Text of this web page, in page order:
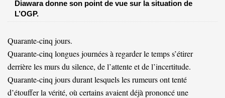
Diawara donne son point de vue sur la situation de
L’OGP.
Quarante-cinq jours.
Quarante-cinq longues journées à regarder le temps s’étirer
derrière les murs du silence, de l’attente et de l’incertitude.
Quarante-cinq jours durant lesquels les rumeurs ont tenté
d’étouffer la vérité, où certains avaient déjà prononcé une